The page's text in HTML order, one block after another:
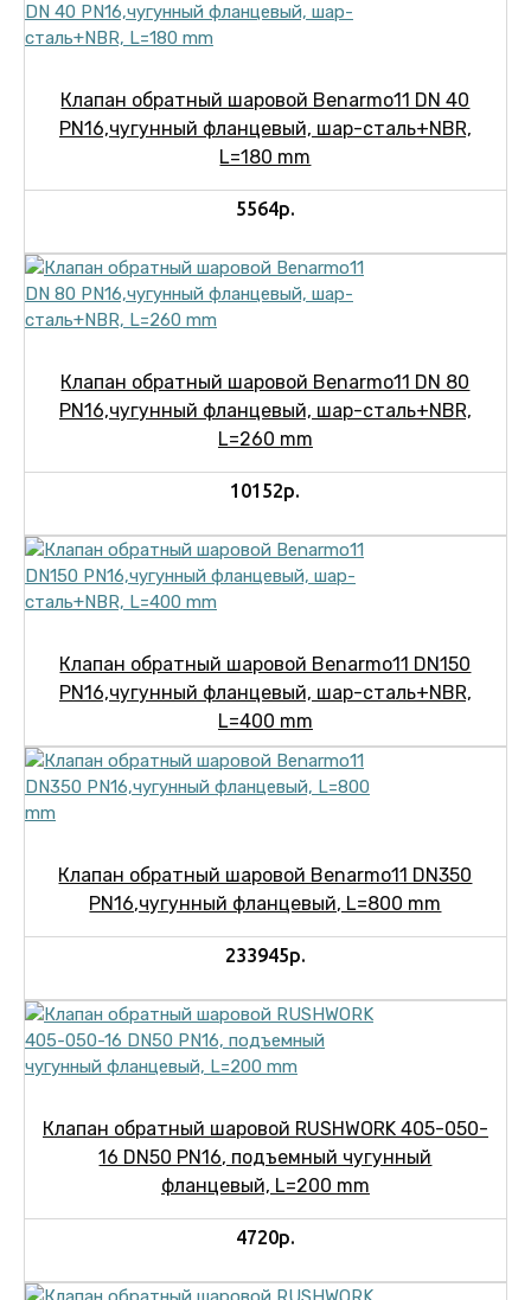
Клапан обратный шаровой Benarmo11 DN 40
PN16,чугунный фланцевый, шар-сталь+NBR,
L=180 mm
5564р.
Клапан обратный шаровой Benarmo11 DN 80
PN16,чугунный фланцевый, шар-сталь+NBR,
L=260 mm
10152р.
Клапан обратный шаровой Benarmo11 DN150
PN16,чугунный фланцевый, шар-сталь+NBR,
L=400 mm
Клапан обратный шаровой Benarmo11 DN350
PN16,чугунный фланцевый, L=800 mm
233945р.
Клапан обратный шаровой RUSHWORK 405-050-
16 DN50 PN16, подъемный чугунный
фланцевый, L=200 mm
4720р.